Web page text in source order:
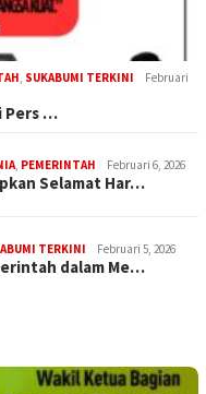
, SUKABUMI TERKINI
Februari
Pers …
, PEMERINTAH Februari 6, 2026
Selamat Har…
TERKINI Februari 5, 2026
dalam Me…